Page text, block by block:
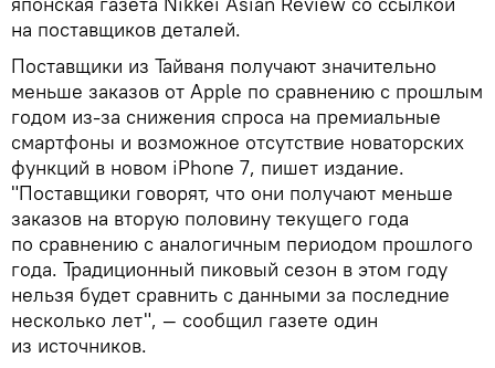
на поставщиков деталей.
Поставщики из Тайваня получают значительно
меньше заказов от Apple по сравнению с прошлым
годом из-за снижения спроса на премиальные
смартфоны и возможное отсутствие новаторских
функций в новом iPhone 7, пишет издание.
"Поставщики говорят, что они получают меньше
заказов на вторую половину текущего года
по сравнению с аналогичным периодом прошлого
года. Традиционный пиковый сезон в этом году
нельзя будет сравнить с данными за последние
несколько лет", — сообщил газете один
из источников.